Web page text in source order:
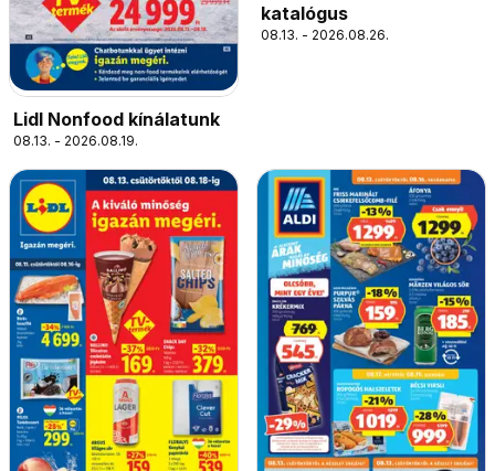
Lidl Nonfood kínálatunk
08.13. - 2026.08.19.
katalógus
08.13. - 2026.08.26.